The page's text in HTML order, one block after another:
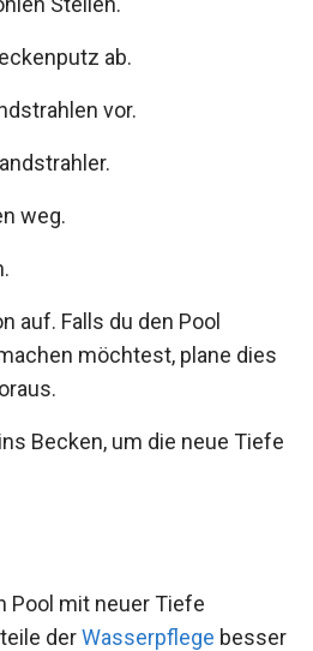
ab.
vor.
weg.
auf. Falls du den Pool
möchtest, plane dies
Becken, um die neue Tiefe
Pool mit neuer Tiefe
derWasserpflege besser